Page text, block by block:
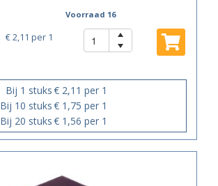
Voorraad 16
€ 2,11 per 1
Bij 1 stuks€ 2,11 per 1
Bij 10 stuks€ 1,75 per 1
Bij 20 stuks€ 1,56 per 1